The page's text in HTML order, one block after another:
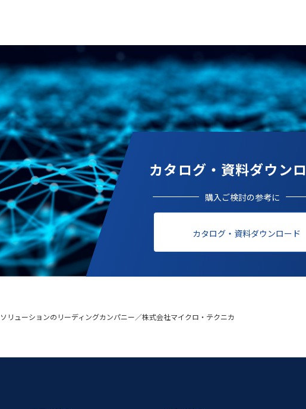
カタログ・資料ダウン
購入ご検討の参考に
カタログ・資料ダウンロード
リューションのリーディングカンパニー／株式会社マイクロ・テクニカ